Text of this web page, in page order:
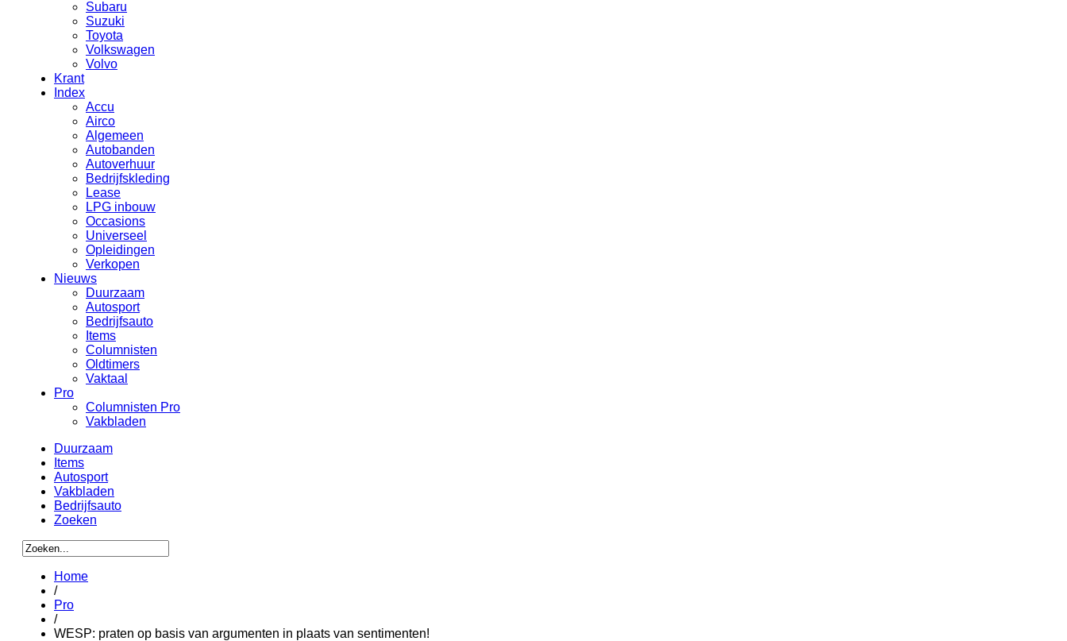
Subaru
Suzuki
Toyota
Volkswagen
Volvo
Krant
Index
Accu
Airco
Algemeen
Autobanden
Autoverhuur
Bedrijfskleding
Lease
LPG inbouw
Occasions
Universeel
Opleidingen
Verkopen
Nieuws
Duurzaam
Autosport
Bedrijfsauto
Items
Columnisten
Oldtimers
Vaktaal
Pro
Columnisten Pro
Vakbladen
Duurzaam
Items
Autosport
Vakbladen
Bedrijfsauto
Zoeken
Home
/
Pro
/
WESP: praten op basis van argumenten in plaats van sentimenten!